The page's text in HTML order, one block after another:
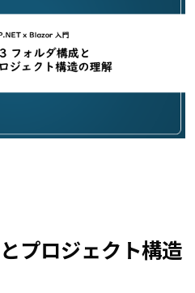
プロジェクト構造